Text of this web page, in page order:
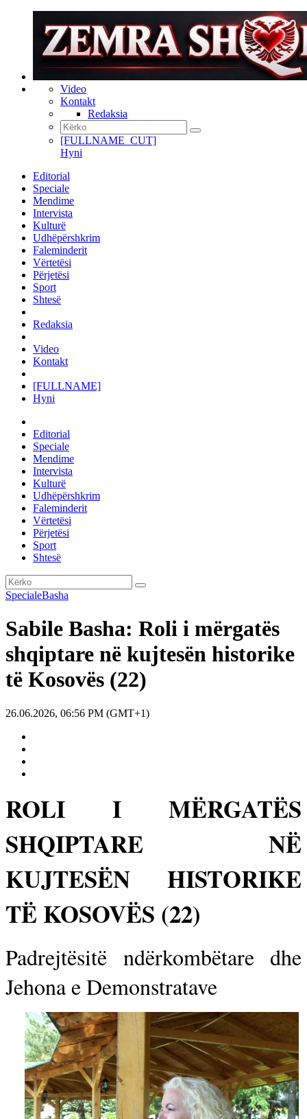
Video
Kontakt
Redaksia
[FULLNAME_CUT]
Hyni
Editorial
Speciale
Mendime
Intervista
Kulturë
Udhëpërshkrim
Faleminderit
Vërtetësi
Përjetësi
Sport
Shtesë
Redaksia
Video
Kontakt
[FULLNAME]
Hyni
Editorial
Speciale
Mendime
Intervista
Kulturë
Udhëpërshkrim
Faleminderit
Vërtetësi
Përjetësi
Sport
Shtesë
SpecialeBasha
Sabile Basha: Roli i mërgatës
shqiptare në kujtesën historike
të Kosovës (22)
26.06.2026, 06:56 PM (GMT+1)
ROLI I MËRGATËS
SHQIPTARE NË
KUJTESËN HISTORIKE
TË KOSOVËS (22)
Padrejtësitë ndërkombëtare dhe
Jehona e Demonstratave